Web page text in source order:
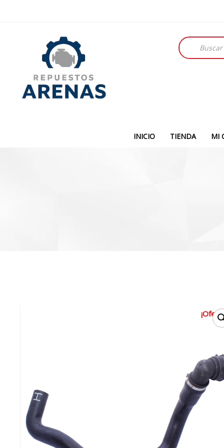
Búsqueda
de
productos
INICIO TIENDA MI